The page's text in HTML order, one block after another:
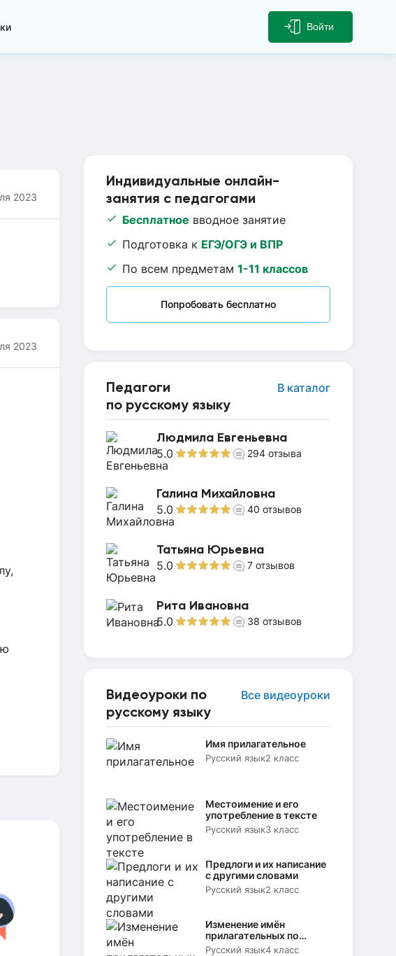
Войти
Индивидуальные онлайн-
занятия с педагогами
Бесплатное вводное занятие
Подготовка к ЕГЭ/ОГЭ и ВПР
По всем предметам 1-11 классов
Попробовать бесплатно
Педагоги
по русскому языку
В каталог
Людмила Евгеньевна
5.0 294 отзыва
Галина Михайловна
5.0 40 отзывов
Татьяна Юрьевна
5.0 7 отзывов
Рита Ивановна
5.0 38 отзывов
Видеоуроки по
русскому языку
Все видеоуроки
Имя прилагательное
Русский язык2 класс
Местоимение и его
употребление в тексте
Русский язык3 класс
Предлоги и их написание
с другими словами
Русский язык2 класс
Изменение имён
прилагательных по
родам и числам
Русский язык4 класс
2023
2023